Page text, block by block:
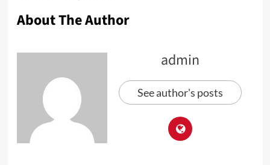
About The Author
admin
See author's posts